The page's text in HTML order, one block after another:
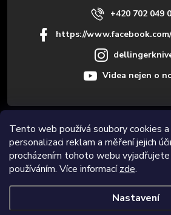
Tento web používá soubory cookies
personalizaci reklam a měření jejich
procházením tohoto webu vyjadřujete
používáním. Více informacízde.
Nastavení
Informace pro vás
Novinky
+420 702 049
https://
Videa nejen o